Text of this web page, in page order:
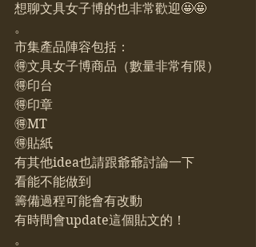
想聊文具女子博的也非常歡迎🤩🤩
。
市集產品陣容包括：
🉐文具女子博商品（數量非常有限）
🉐印台
🉐印章
🉐MT
🉐貼紙
有其他idea也請跟爺爺討論一下
看能不能做到
籌備過程可能會有改動
有時間會update這個貼文的！
。